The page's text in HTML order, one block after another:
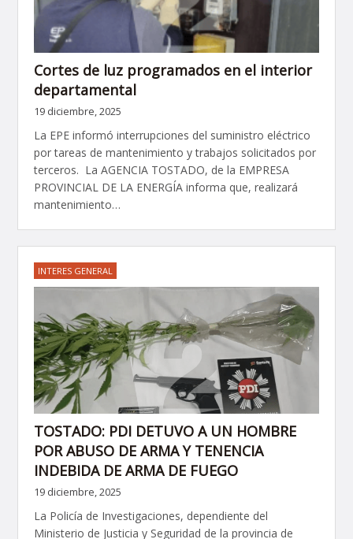
Cortes de luz programados en el interior
departamental
19 diciembre, 2025
La EPE informó interrupciones del suministro eléctrico
por tareas de mantenimiento y trabajos solicitados por
terceros. La AGENCIA TOSTADO, de la EMPRESA
PROVINCIAL DE LA ENERGÍA informa que, realizará
mantenimiento…
INTERES GENERAL
TOSTADO: PDI DETUVO A UN HOMBRE
POR ABUSO DE ARMA Y TENENCIA
INDEBIDA DE ARMA DE FUEGO
19 diciembre, 2025
La Policía de Investigaciones, dependiente del
Ministerio de Justicia y Seguridad de la provincia de